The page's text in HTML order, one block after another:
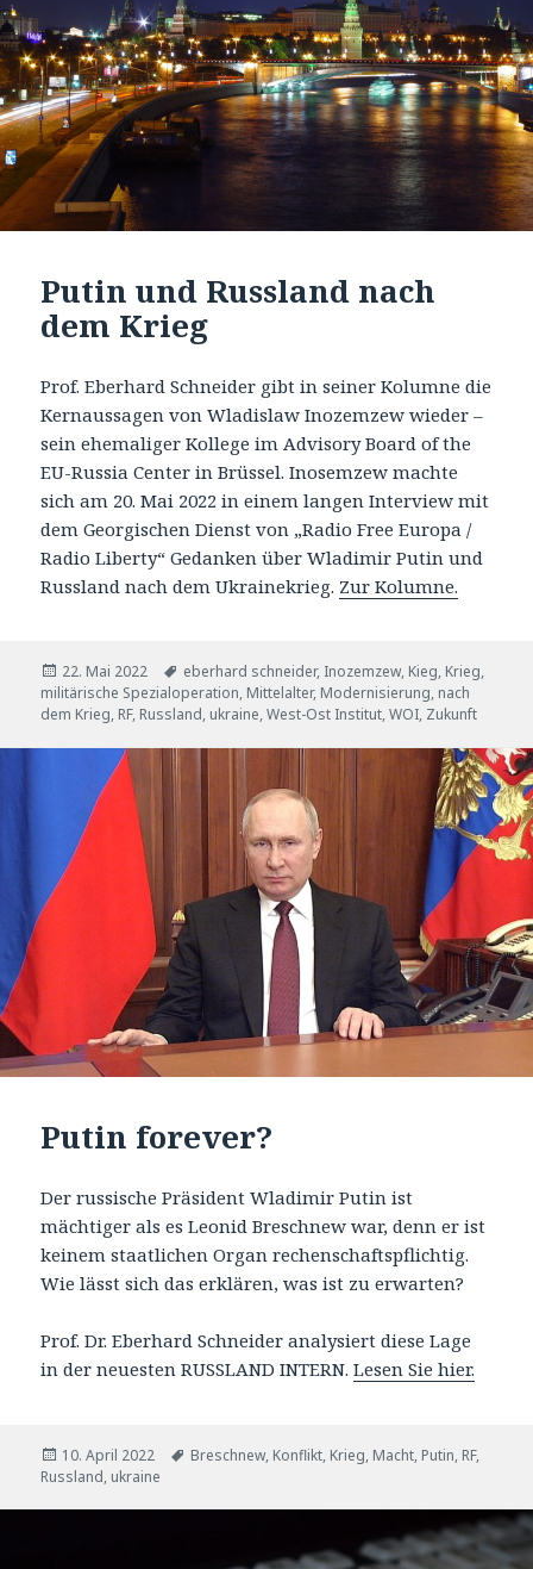
Putin und Russland nach
dem Krieg
Prof. Eberhard Schneider gibt in seiner Kolumne die
Kernaussagen von Wladislaw Inozemzew wieder –
sein ehemaliger Kollege im Advisory Board of the
EU-Russia Center in Brüssel. Inosemzew machte
sich am 20. Mai 2022 in einem langen Interview mit
dem Georgischen Dienst von „Radio Free Europa /
Radio Liberty“ Gedanken über Wladimir Putin und
Russland nach dem Ukrainekrieg. Zur Kolumne.
Veröffentlicht
am
22. Mai 2022 Tags
eberhard schneider, Inozemzew, Kieg, Krieg,
militärische Spezialoperation, Mittelalter, Modernisierung, nach
dem Krieg, RF, Russland, ukraine,West-Ost Institut,WOI, Zukunft
Putin forever?
Der russische Präsident Wladimir Putin ist
mächtiger als es Leonid Breschnew war, denn er ist
keinem staatlichen Organ rechenschaftspflichtig.
Wie lässt sich das erklären, was ist zu erwarten?
Prof. Dr. Eberhard Schneider analysiert diese Lage
in der neuesten RUSSLAND INTERN.Lesen Sie hier.
Veröffentlicht
am
10. April 2022 Tags
Breschnew, Konflikt, Krieg, Macht, Putin, RF,
Russland, ukraine